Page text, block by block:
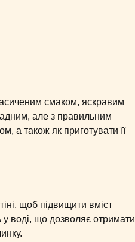
смаком, яскравим
але з правильним
а також як приготувати її
щоб підвищити вміст
у воді, що дозволяє отримати